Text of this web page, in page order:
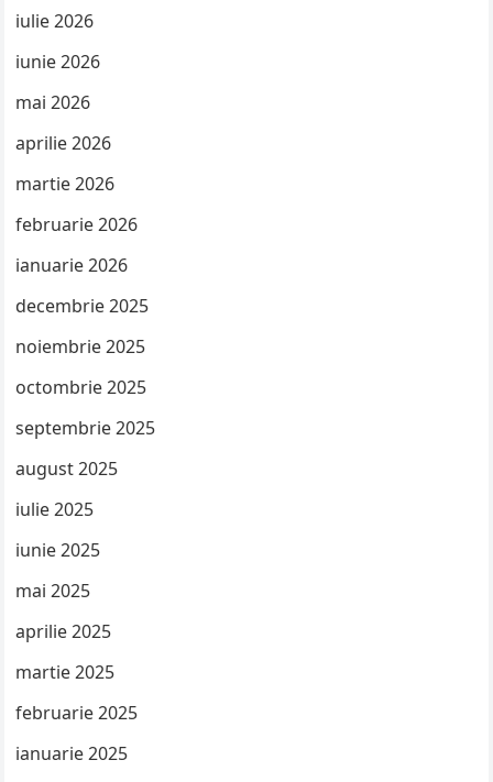
iulie 2026
iunie 2026
mai 2026
aprilie 2026
martie 2026
februarie 2026
ianuarie 2026
decembrie 2025
noiembrie 2025
octombrie 2025
septembrie 2025
august 2025
iulie 2025
iunie 2025
mai 2025
aprilie 2025
martie 2025
februarie 2025
ianuarie 2025